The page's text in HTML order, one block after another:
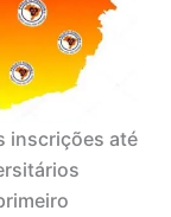
inscrições até